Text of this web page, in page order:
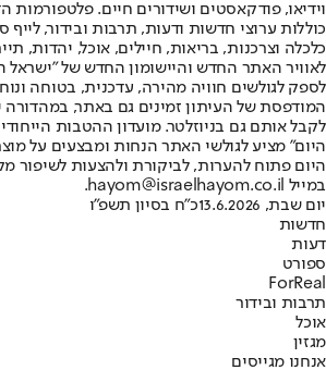
וידיאו, פודקאסטים ושידורים חיים. פלטפורמות
כוללות ערוצי חדשות ודעות, תרבות ובידור, לייף
לאוויר האתר החדש והיישומון החדש של
לספק לגולשים חוויה מהירה, עדכנית, בטוחה
המודפסת של העיתון זמינים גם באתר, במהדורה
לקבל אותם גם בניוזלטר. מועדון ההטבות
היום" מציע לגולשי האתר הנחות ומבצעים על
היום פתוח להערות, לביקורת ולהצעות לשיפור
במייל hayom@israelhayom.co.il.
יום שבת, 13.6.2026
כ"ח בסיון תשפ"ו
חדשות
דעות
ספורט
ForReal
תרבות ובידור
אוכל
מגזין
אנחנו מגייסים